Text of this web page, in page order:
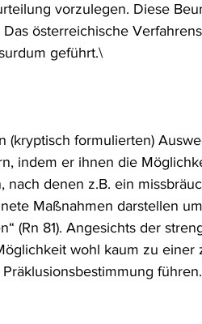
vorzulegen. Diese
Das österreichische
geführt.\
(kryptisch formulierten)
indem er ihnen die
nach denen z.B. ein
Maßnahmen darstellen
(Rn 81). Angesichts der
wohl kaum zu